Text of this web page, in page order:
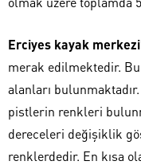
Erciyes kayak
merak edilmektedir.
alanları
pistlerin renkleri
dereceleri değişiklik
renklerdedir. En kısa